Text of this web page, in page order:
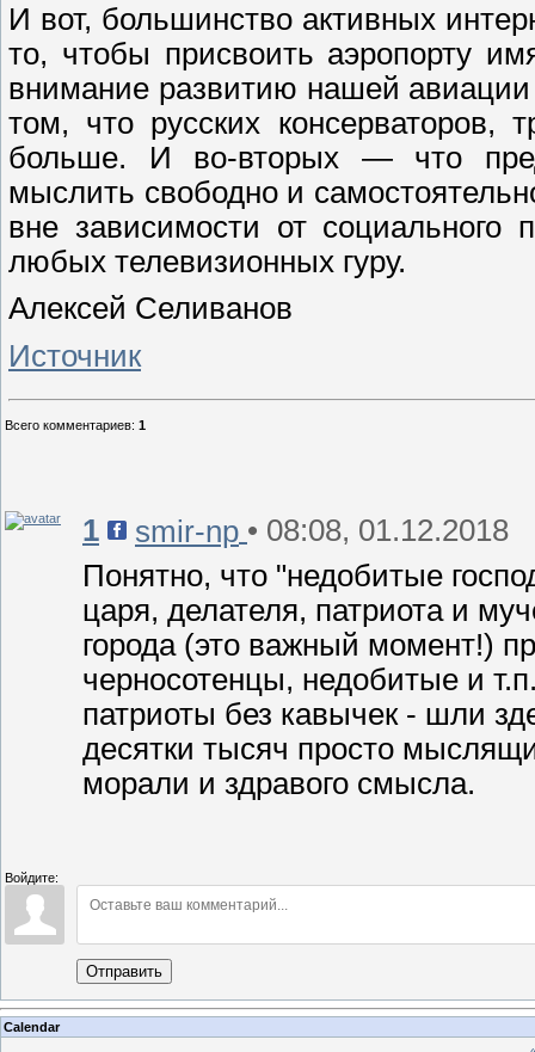
И вот, большинство активных
то, чтобы присвоить аэропорту
внимание развитию нашей авиации
том, что русских
больше. И во-вторых — что
мыслить свободно и
вне зависимости от социального
любых телевизионных гуру.
Алексей Селиванов
Источник
Всего комментариев: 1
1 smir-np • 08:08, 01.12.2018
Понятно, что "недобитые
царя, делателя, патриота и
города (это важный момент!)
черносотенцы, недобитые и
патриоты без кавычек - шли
десятки тысяч просто
морали и здравого смысла.
Войдите:
Отправить
Calendar